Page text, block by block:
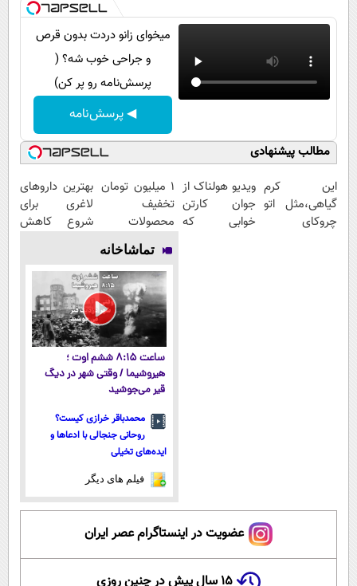
میخوای زانو دردت بدون قرص
و جراحی خوب شه؟ (
پرسش‌نامه رو پر کن)
◀ پرسش‌نامه
مطالب پیشنهادی
این کرم
گیاهی،مثل اتو
چروکای
ویدیو هولناک از
جوان کارتن
خوابی که
۱ میلیون تومان
تخفیف
محصولات
لاغری؛ یک قدم
نزدیک‌تر به
شروع کاهش
وزن
بهترین داروهای
لاغری برای
شروع کاهش
نزدیکت!
تماشاخانه
ساعت ۸:۱۵ ششم اوت ؛
هیروشیما / وقتی شهر در دیگ
قیر می‌جوشید
محمدباقر خرازی کیست؟
روحانی جنجالی با ادعاها و
ایده‌های تخیلی
فیلم های دیگر
عضویت در اینستاگرام عصر ایران
۱۵ سال پیش در چنین روزی